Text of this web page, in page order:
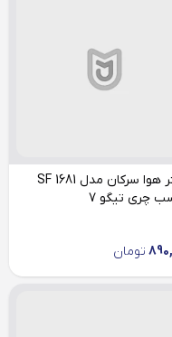
فیلتر هوا سرکان مدل SF 1681
چری تیگو 7
تومان